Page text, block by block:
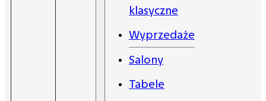
klasyczne
Wyprzedaże
Salony
Tabele